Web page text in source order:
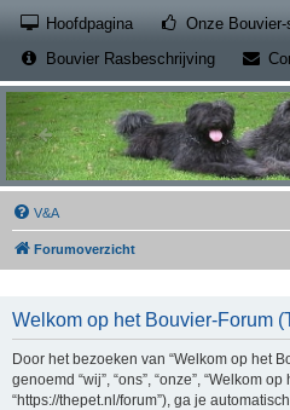
Hoofdpagina Onze
Bouvier Rasbeschrijving
V&A
Forumoverzicht
Welkom op het Bouvier-Forum
Door het bezoeken van “Welkom op het
genoemd “wij”, “ons”, “onze”, “Welkom
“https://thepet.nl/forum”), ga je